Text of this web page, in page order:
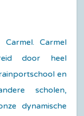
Carmel
door heel
en
scholen,
dynamische